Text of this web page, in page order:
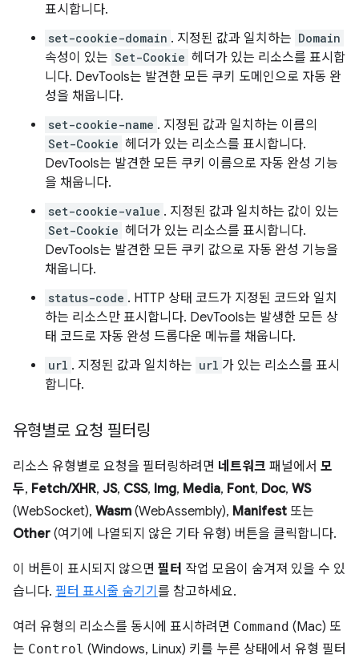
표시합니다.
set-cookie-domain . 지정된 값과 일치하는 Domain
속성이 있는 Set-Cookie 헤더가 있는 리소스를 표시합
니다. DevTools는 발견한 모든 쿠키 도메인으로 자동 완
성을 채웁니다.
set-cookie-name . 지정된 값과 일치하는 이름의
Set-Cookie 헤더가 있는 리소스를 표시합니다.
DevTools는 발견한 모든 쿠키 이름으로 자동 완성 기능
을 채웁니다.
set-cookie-value . 지정된 값과 일치하는 값이 있는
Set-Cookie 헤더가 있는 리소스를 표시합니다.
DevTools는 발견한 모든 쿠키 값으로 자동 완성 기능을
채웁니다.
status-code . HTTP 상태 코드가 지정된 코드와 일치
하는 리소스만 표시합니다. DevTools는 발생한 모든 상
태 코드로 자동 완성 드롭다운 메뉴를 채웁니다.
url . 지정된 값과 일치하는 url 가 있는 리소스를 표시
합니다.
유형별로 요청 필터링
리소스 유형별로 요청을 필터링하려면 네트워크 패널에서 모
두, Fetch/XHR, JS, CSS, Img, Media, Font, Doc, WS
(WebSocket), Wasm (WebAssembly), Manifest 또는
Other (여기에 나열되지 않은 기타 유형) 버튼을 클릭합니다.
이 버튼이 표시되지 않으면 필터 작업 모음이 숨겨져 있을 수 있
습니다. 필터 표시줄 숨기기 를 참고하세요.
여러 유형의 리소스를 동시에 표시하려면 Command (Mac) 또
는 Control (Windows, Linux) 키를 누른 상태에서 유형 필터